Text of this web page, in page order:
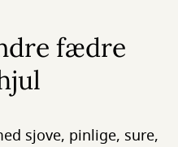
fædre
sjove, pinlige, sure,